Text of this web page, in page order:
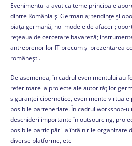
Evenimentul a avut ca teme principale
dintre România și Germania; tendințe și
piața germană, noi modele de afaceri;
rețeaua de cercetare bavareză;
antreprenorilor IT precum și prezentarea
românești.
De asemenea, în cadrul evenimentului au
referitoare la proiecte ale autorităților
siguranței cibernetice, evenimente virtuale
posibile parteneriate. În cadrul workshop-
deschideri importante în outsourcing,
posibile participări la întâlnirile organizate
diverse platforme, etc